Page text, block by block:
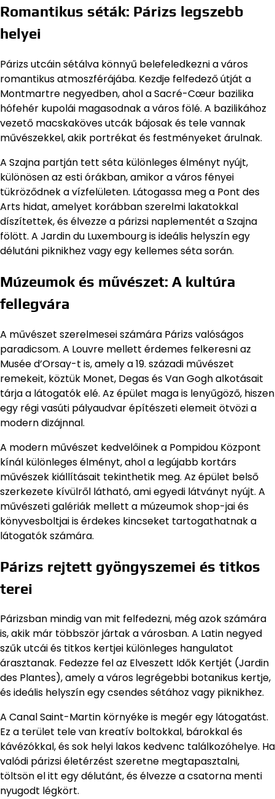
Romantikus séták: Párizs legszebb
helyei
Párizs utcáin sétálva könnyű belefeledkezni a város
romantikus atmoszférájába. Kezdje felfedező útját a
Montmartre negyedben, ahol a Sacré-Cœur bazilika
hófehér kupolái magasodnak a város fölé. A bazilikához
vezető macskaköves utcák bájosak és tele vannak
művészekkel, akik portrékat és festményeket árulnak.
A Szajna partján tett séta különleges élményt nyújt,
különösen az esti órákban, amikor a város fényei
tükröződnek a vízfelületen. Látogassa meg a Pont des
Arts hidat, amelyet korábban szerelmi lakatokkal
díszítettek, és élvezze a párizsi naplementét a Szajna
fölött. A Jardin du Luxembourg is ideális helyszín egy
délutáni piknikhez vagy egy kellemes séta során.
Múzeumok és művészet: A kultúra
fellegvára
A művészet szerelmesei számára Párizs valóságos
paradicsom. A Louvre mellett érdemes felkeresni az
Musée d’Orsay-t is, amely a 19. századi művészet
remekeit, köztük Monet, Degas és Van Gogh alkotásait
tárja a látogatók elé. Az épület maga is lenyűgöző, hiszen
egy régi vasúti pályaudvar építészeti elemeit ötvözi a
modern dizájnnal.
A modern művészet kedvelőinek a Pompidou Központ
kínál különleges élményt, ahol a legújabb kortárs
művészek kiállításait tekinthetik meg. Az épület belső
szerkezete kívülről látható, ami egyedi látványt nyújt. A
művészeti galériák mellett a múzeumok shop-jai és
könyvesboltjai is érdekes kincseket tartogathatnak a
látogatók számára.
Párizs rejtett gyöngyszemei és titkos
terei
Párizsban mindig van mit felfedezni, még azok számára
is, akik már többször jártak a városban. A Latin negyed
szűk utcái és titkos kertjei különleges hangulatot
árasztanak. Fedezze fel az Elveszett Idők Kertjét (Jardin
des Plantes), amely a város legrégebbi botanikus kertje,
és ideális helyszín egy csendes sétához vagy piknikhez.
A Canal Saint-Martin környéke is megér egy látogatást.
Ez a terület tele van kreatív boltokkal, bárokkal és
kávézókkal, és sok helyi lakos kedvenc találkozóhelye. Ha
valódi párizsi életérzést szeretne megtapasztalni,
töltsön el itt egy délutánt, és élvezze a csatorna menti
nyugodt légkört.